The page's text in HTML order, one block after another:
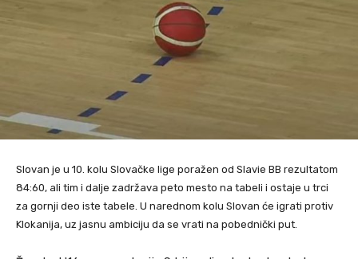
Slovan je u 10. kolu Slovačke lige poražen od Slavie BB rezultatom
84:60, ali tim i dalje zadržava peto mesto na tabeli i ostaje u trci
za gornji deo iste tabele. U narednom kolu Slovan će igrati protiv
Klokanija, uz jasnu ambiciju da se vrati na pobednički put.